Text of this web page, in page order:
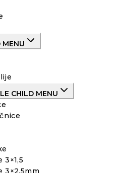
MENU
CHILD MENU
3×1,5
3×2,5mm